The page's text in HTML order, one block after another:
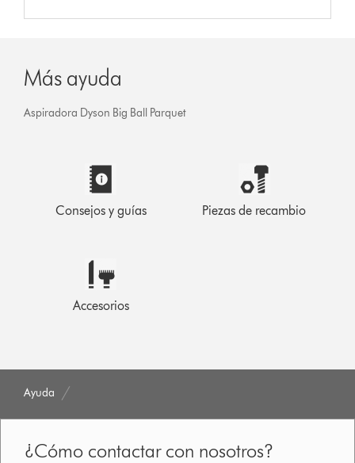
Más ayuda
Aspiradora Dyson Big Ball Parquet
Consejos y guías Piezas de recambio
Accesorios
Ayuda
¿Cómo contactar con nosotros?